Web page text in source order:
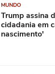
MUNDO
Trump assina
cidadania em
nascimento'